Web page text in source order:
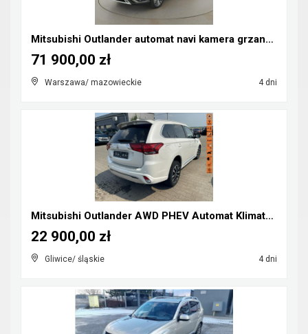
Mitsubishi Outlander automat navi kamera grzane fo...
Warszawa/ mazowieckie 4 dni
71 900,00 zł
Mitsubishi Outlander AWD PHEV Automat Klimatronik ...
Gliwice/ śląskie 4 dni
22 900,00 zł